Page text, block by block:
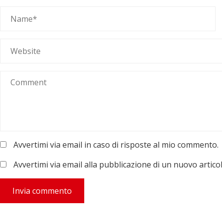
Avvertimi via email in caso di risposte al mio commento.
Avvertimi via email alla pubblicazione di un nuovo